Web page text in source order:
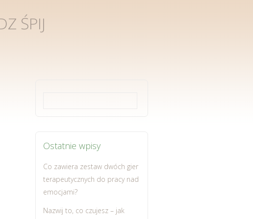
ŚPIJ
Ostatnie wpisy
Co zawiera zestaw dwóch gier
terapeutycznych do pracy nad
emocjami?
Nazwij to, co czujesz – jak